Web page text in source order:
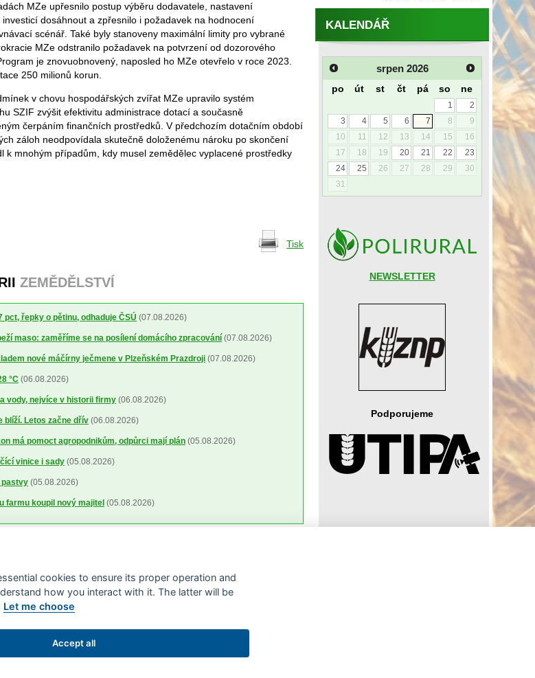
MZe upřesnilo postup výběru dodavatele, nastavení
dosáhnout a zpřesnilo i požadavek na hodnocení
scénář. Také byly stanoveny maximální limity pro vybrané
MZe odstranilo požadavek na potvrzení od dozorového
je znovuobnovený, naposled ho MZe otevřelo v roce 2023.
250 milionů korun.
v chovu hospodářských zvířat MZe upravilo systém
SZIF zvýšit efektivitu administrace dotací a současně
čerpáním finančních prostředků. V předchozím dotačním období
záloh neodpovídala skutečně doloženému nároku po skončení
k mnohým případům, kdy musel zemědělec vyplacené prostředky
Tisk
ZEMĚDĚLSTVÍ
řepky o pětinu, odhaduje ČSÚ (07.08.2026)
maso: zaměříme se na posílení domácího zpracování (07.08.2026)
nové máčírny ječmene v Plzeňském Prazdroji (07.08.2026)
°C (06.08.2026)
vody, nejvíce v historii firmy (06.08.2026)
blíží. Letos začne dřív (06.08.2026)
má pomoct agropodnikům, odpůrci mají plán (05.08.2026)
vinice i sady (05.08.2026)
pastvy (05.08.2026)
farmu koupil nový majitel (05.08.2026)
KALENDÁŘ
srpen 2026
po út st čt pá so ne
1
2
3
4 5 6 7 8
9
10
11 12 13 14 15
16
17
18 19 20 21 22
23
24
25 26 27 28 29
30
31
NEWSLETTER
Podporujeme
spolupráce
- Publikování a šíření obsahu agrárního WWW portálu AGRIS je možné
podmínky uvedení zdroje v podobě www.agris.cz a data publikace v AGRISu.
cookies to ensure its proper operation and
how you interact with it. The latter will be
Let me choose
Accept all